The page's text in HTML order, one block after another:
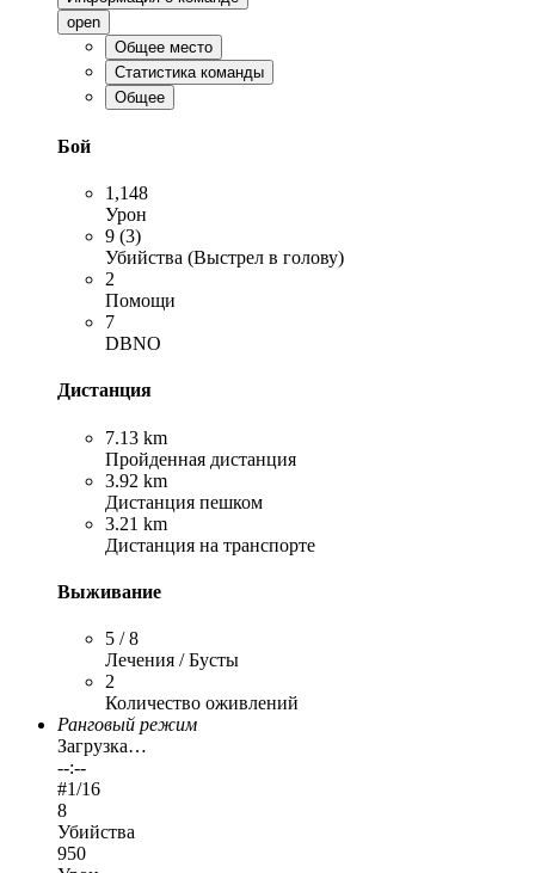
open
Общее место
Статистика команды
Общее
Бой
1,148
Урон
9 (3)
Убийства (Выстрел в голову)
2
Помощи
7
DBNO
Дистанция
7.13 km
Пройденная дистанция
3.92 km
Дистанция пешком
3.21 km
Дистанция на транспорте
Выживание
5 / 8
Лечения / Бусты
2
Количество оживлений
Ранговый режим
Загрузка…
--:--
#1/16
8
Убийства
950